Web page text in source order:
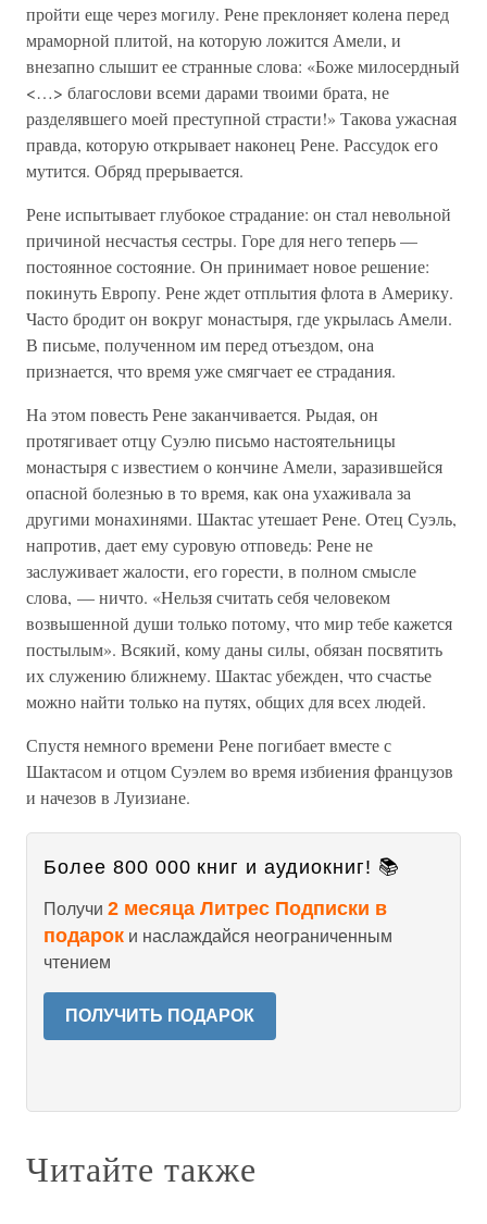
пройти еще через могилу. Рене преклоняет колена перед
мраморной плитой, на которую ложится Амели, и
внезапно слышит ее странные слова: «Боже милосердный
<…> благослови всеми дарами твоими брата, не
разделявшего моей преступной страсти!» Такова ужасная
правда, которую открывает наконец Рене. Рассудок его
мутится. Обряд прерывается.
Рене испытывает глубокое страдание: он стал невольной
причиной несчастья сестры. Горе для него теперь —
постоянное состояние. Он принимает новое решение:
покинуть Европу. Рене ждет отплытия флота в Америку.
Часто бродит он вокруг монастыря, где укрылась Амели.
В письме, полученном им перед отъездом, она
признается, что время уже смягчает ее страдания.
На этом повесть Рене заканчивается. Рыдая, он
протягивает отцу Суэлю письмо настоятельницы
монастыря с известием о кончине Амели, заразившейся
опасной болезнью в то время, как она ухаживала за
другими монахинями. Шактас утешает Рене. Отец Суэль,
напротив, дает ему суровую отповедь: Рене не
заслуживает жалости, его горести, в полном смысле
слова, — ничто. «Нельзя считать себя человеком
возвышенной души только потому, что мир тебе кажется
постылым». Всякий, кому даны силы, обязан посвятить
их служению ближнему. Шактас убежден, что счастье
можно найти только на путях, общих для всех людей.
Спустя немного времени Рене погибает вместе с
Шактасом и отцом Суэлем во время избиения французов
и начезов в Луизиане.
Более 800 000 книг и аудиокниг! 📚
Получи 2 месяца Литрес Подписки в
подарок и наслаждайся неограниченным
чтением
ПОЛУЧИТЬ ПОДАРОК
Читайте также